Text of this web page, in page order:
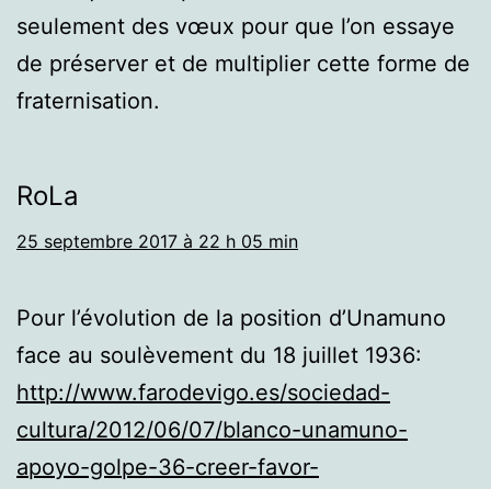
seulement des vœux pour que l’on essaye
de préserver et de multiplier cette forme de
fraternisation.
RoLa
25 septembre 2017 à 22 h 05 min
Pour l’évolution de la position d’Unamuno
face au soulèvement du 18 juillet 1936:
http://www.farodevigo.es/sociedad-
cultura/2012/06/07/blanco-unamuno-
apoyo-golpe-36-creer-favor-